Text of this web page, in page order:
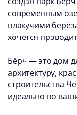
современным
плакучими
хочется
Бёрч — это дом
архитектуру,
строительства
идеально по